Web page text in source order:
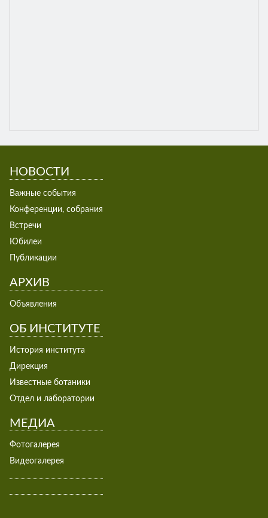
НОВОСТИ
Важные события
Конференции, собрания
Встречи
Юбилеи
Публикации
АРХИВ
Объявления
ОБ ИНСТИТУТЕ
История института
Дирекция
Известные ботаники
Отдел и лаборатории
МЕДИА
Фотогалерея
Видеогалерея